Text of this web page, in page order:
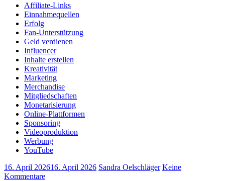
Affiliate-Links
Einnahmequellen
Erfolg
Fan-Unterstützung
Geld verdienen
Influencer
Inhalte erstellen
Kreativität
Marketing
Merchandise
Mitgliedschaften
Monetarisierung
Online-Plattformen
Sponsoring
Videoproduktion
Werbung
YouTube
16. April 202616. April 2026 Sandra Oelschläger Keine
Kommentare